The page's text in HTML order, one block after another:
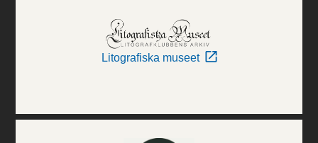
Litografiska museet